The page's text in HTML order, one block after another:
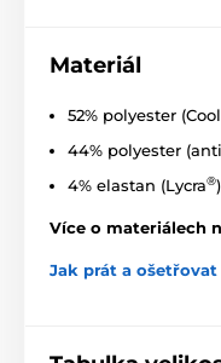
Materiál
52% polyester
44% polyester
4% elastan (Lycra®)
Více o materiálech
Jak prát a